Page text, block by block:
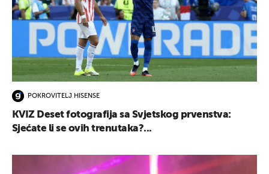
POKROVITELJ HISENSE
KVIZ Deset fotografija sa Svjetskog prvenstva:
Sjećate li se ovih trenutaka?...